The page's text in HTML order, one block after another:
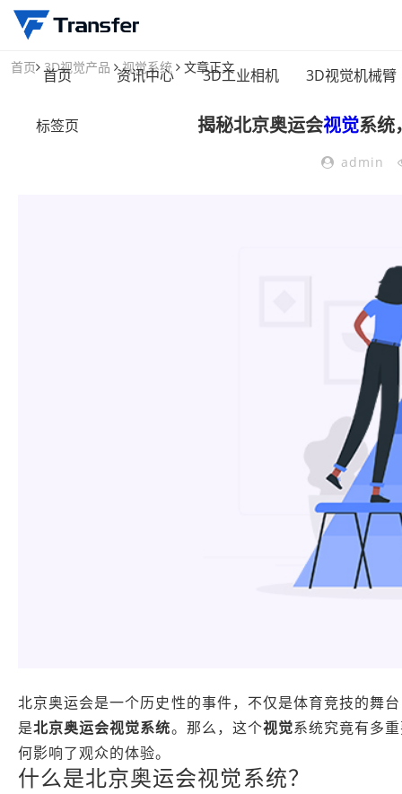
首页 资讯中心 3D工业相机 3D视觉机械臂
标签页
首页 3D视觉产品 视觉系统 文章正文
揭秘北京奥运会视觉系统
admin
北京奥运会是一个历史性的事件，不仅是体育竞技的舞
是北京奥运会视觉系统。那么，这个视觉系统究竟有多
何影响了观众的体验。
什么是北京奥运会视觉系统？